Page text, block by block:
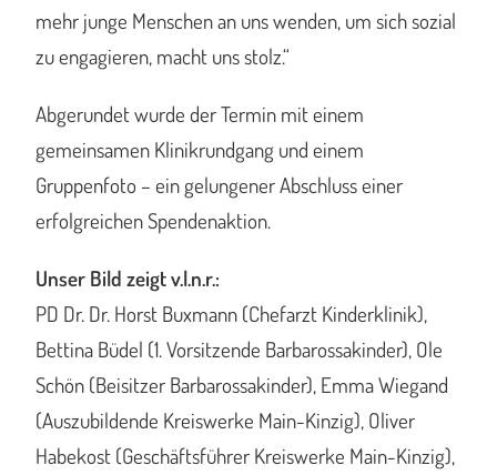
mehr junge Menschen an uns wenden, um sich sozial
zu engagieren, macht uns stolz.“
Abgerundet wurde der Termin mit einem
gemeinsamen Klinikrundgang und einem
Gruppenfoto – ein gelungener Abschluss einer
erfolgreichen Spendenaktion.
Unser Bild zeigt v.l.n.r.:
PD Dr. Dr. Horst Buxmann (Chefarzt Kinderklinik),
Bettina Büdel (1. Vorsitzende Barbarossakinder), Ole
Schön (Beisitzer Barbarossakinder), Emma Wiegand
(Auszubildende Kreiswerke Main-Kinzig), Oliver
Habekost (Geschäftsführer Kreiswerke Main-Kinzig),